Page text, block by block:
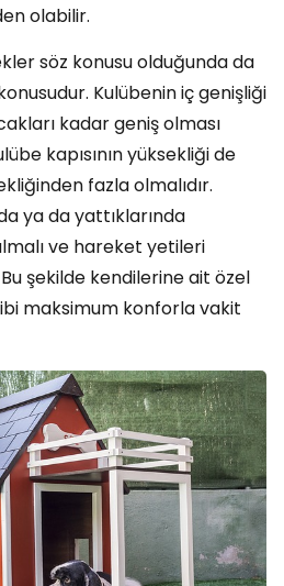
olabilir.
söz konusu olduğunda da
Kulübenin iç genişliği
kadar geniş olması
kapısının yüksekliği de
fazla olmalıdır.
ya da yattıklarında
ve hareket yetileri
Bu şekilde kendilerine ait özel
maksimum konforla vakit